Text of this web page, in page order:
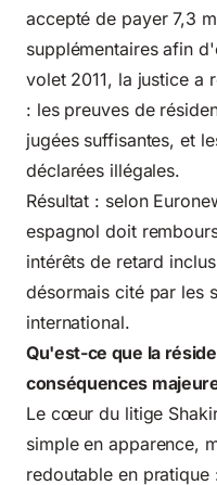
accepté de payer 7,3
supplémentaires afin
volet 2011, la justice a
: les preuves de
jugées suffisantes, et
déclarées illégales.
Résultat : selon
espagnol doit
intérêts de retard
désormais cité par les
international.
Qu'est-ce que la
conséquences
Le cœur du litige
simple en apparence,
redoutable en